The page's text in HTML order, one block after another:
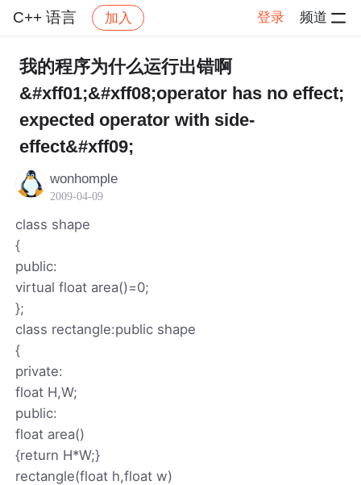
C++ 语言 加入 登录 频道
社区 C++ 语言 帖子详情
我的程序为什么运行出错啊
&#xff01;&#xff08;operator has no effect;
expected operator with side-
effect&#xff09;
wonhomple
2009-04-09
class shape
{
public:
virtual float area()=0;
};
class rectangle:public shape
{
private:
float H,W;
public:
float area()
{return H*W;}
rectangle(float h,float w)